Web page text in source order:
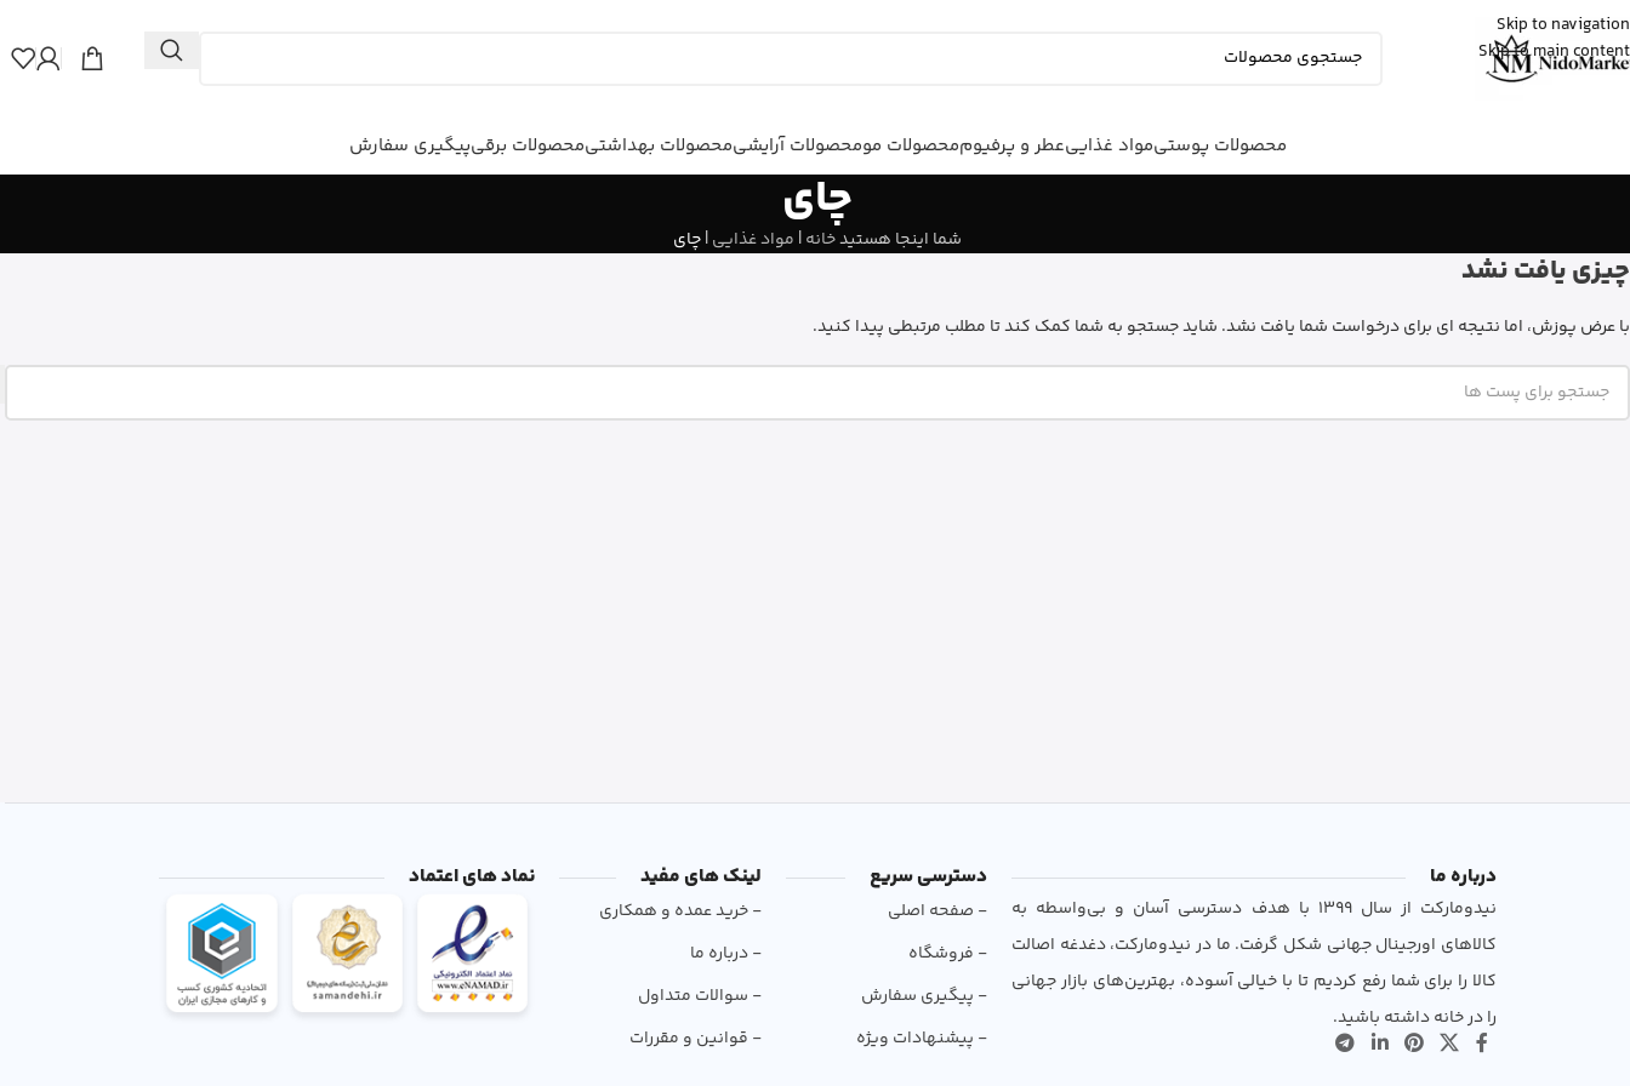
Skip to navigation
Skip to main content
محصولات پوستیمواد غذاییعطر و پرفیوممحصولات مومحصولات آرایشیمحصولات بهداشتیمحصولات برقیپیگیری سفارش
چای
شما اینجا هستیدخانه| مواد غذایی|چای
چیزی یافت نشد
با عرض پوزش، اما نتیجه ای برای درخواست شما یافت نشد. شاید جستجو به شما کمک کند تا مطلب مرتبطی پیدا کنید.
درباره ما
نیدومارکت از سال 1399 با هدف دسترسی آسان و بی‌واسطه به
کالاهای اورجینال جهانی شکل گرفت. ما در نیدومارکت، دغدغه اصالت
کالا را برای شما رفع کردیم تا با خیالی آسوده، بهترین‌های بازار جهانی
را در خانه داشته باشید.
دسترسی سریع
- صفحه اصلی
- فروشگاه
- پیگیری سفارش
- پیشنهادات ویژه
لینک های مفید
- خرید عمده و همکاری
- درباره ما
- سوالات متداول
- قوانین و مقررات
نماد های اعتماد
sinaاز اصفهان
قرص ول من اورجینال رو خرید کرد